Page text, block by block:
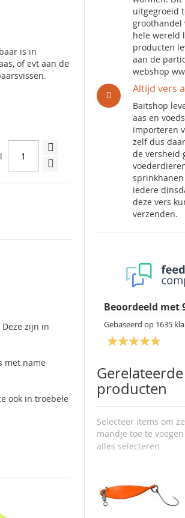
is in
of evt aan de
uitgegroeid
groothandel
hele wereld
producten
aan de
webshop
Altijd vers
Baitshop
aas en
importeren
zelf dus
de versheid
iedere
deze vers
verzenden.
Beoordeeld met
Gebaseerd op 1635
Gerelateerde
producten
Selecteer items om
mandje toe te
alles selecteren
zijn in
met name
ook in troebele